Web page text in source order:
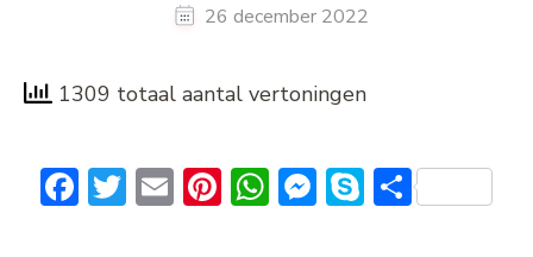
26 december 2022
1309 totaal aantal vertoningen
Facebook
Twitter
EmailPinterest
WhatsApp
Messenger
Skype
Delen